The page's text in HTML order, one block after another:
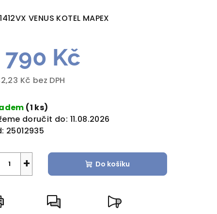
VENUS KOTEL MAPEX
790 Kč
Kč bez DPH
(1 ks)
doručit do: 11.08.2026
25012935
+ Do košíku